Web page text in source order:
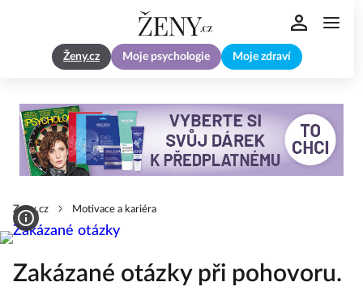
Ženy.cz Moje psychologie Moje zdraví
Zeny.cz Motivace a kariéra
Zakázané otázky při pohovoru.